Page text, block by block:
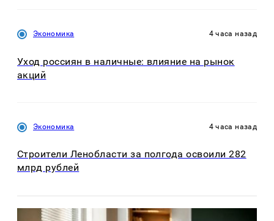
Экономика 4 часа назад
Уход россиян в наличные: влияние на рынок
акций
Экономика 4 часа назад
Строители Ленобласти за полгода освоили 282
млрд рублей